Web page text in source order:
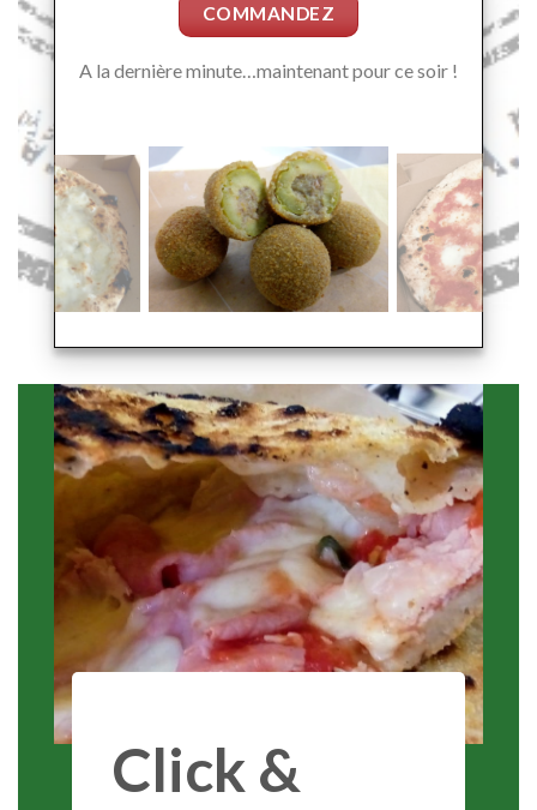
COMMANDEZ
A la dernière minute…maintenant pour ce soir !
Click &